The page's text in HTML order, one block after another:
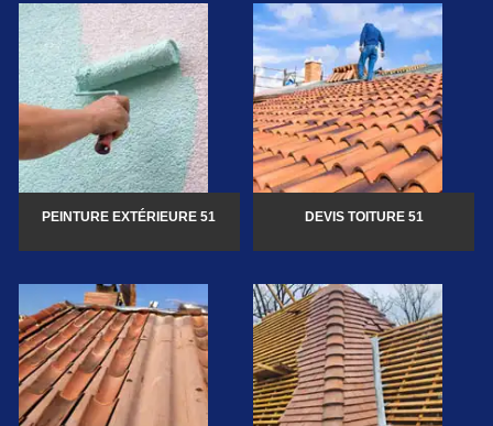
PEINTURE EXTÉRIEURE 51 DEVIS TOITURE 51